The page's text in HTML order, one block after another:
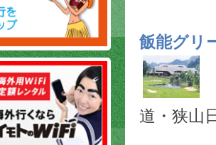
飯能グリ
道・狭山